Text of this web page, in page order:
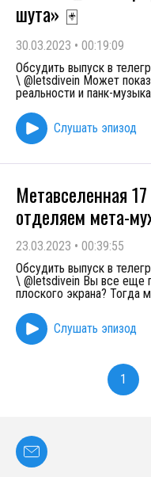
шута» 🃏
30.03.2023 • 00:19:09
Обсудить выпуск в
\ @letsdivein Может
реальности и панк-
Слушать эпизод
Метавселенная
отделяем мета-
23.03.2023 • 00:39:55
Обсудить выпуск в
\ @letsdivein Вы все еще
плоского экрана? Тогда
Слушать эпизод
1